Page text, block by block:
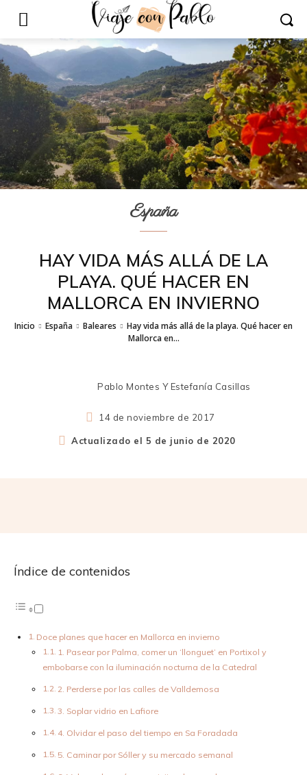
España
HAY VIDA MÁS ALLÁ DE LA
PLAYA. QUÉ HACER EN
MALLORCA EN INVIERNO
Inicio España Baleares
Hay vida más allá de la playa. Qué hacer en
Mallorca en...
Pablo Montes Y Estefanía Casillas
14 de noviembre de 2017
Actualizado el 5 de junio de 2020
Índice de contenidos
Doce planes que hacer en Mallorca en invierno
1. Pasear por Palma, comer un ‘llonguet’ en Portixol y
embobarse con la iluminación nocturna de la Catedral
2. Perderse por las calles de Valldemosa
3. Soplar vidrio en Lafiore
4. Olvidar el paso del tiempo en Sa Foradada
5. Caminar por Sóller y su mercado semanal